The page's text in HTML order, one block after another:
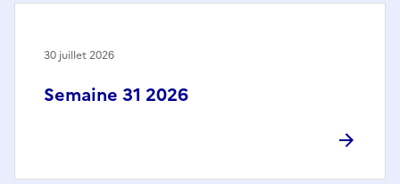
Semaine 31 2026
30 juillet 2026